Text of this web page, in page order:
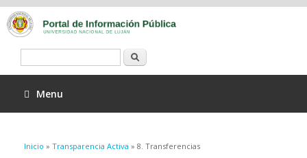
Menu
Se encuentra usted aquí
Inicio » Transparencia Activa » 8. Transferencias